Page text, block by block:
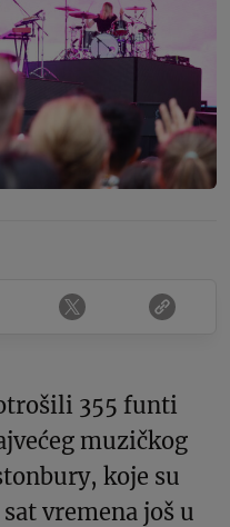
355 funti
muzičkog
koje su
vremena još u